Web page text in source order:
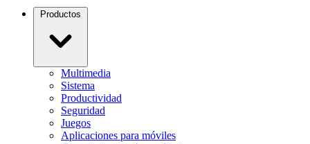
Productos
Multimedia
Sistema
Productividad
Seguridad
Juegos
Aplicaciones para móviles